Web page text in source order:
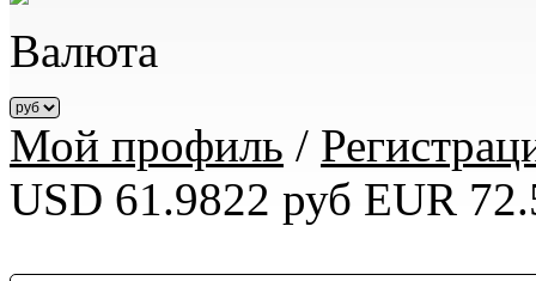
Валюта
Мой профиль /
USD 61.9822 руб EUR